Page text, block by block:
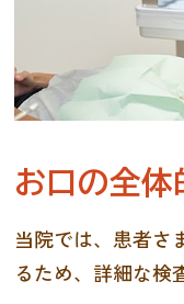
お口の全体
当院では、患者さ
るため、詳細な検